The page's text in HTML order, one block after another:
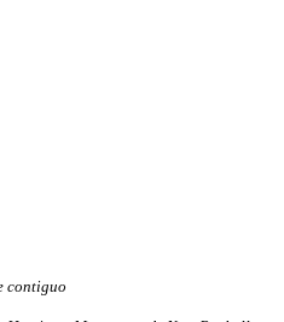
contiguo